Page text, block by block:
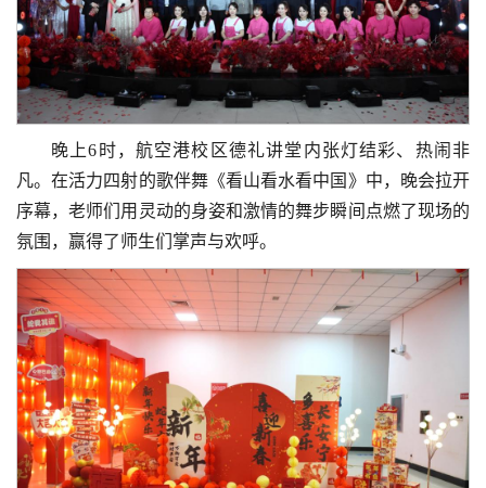
晚上6时，航空港校区德礼讲堂内张灯结彩、热闹非
凡。在活力四射的歌伴舞《看山看水看中国》中，晚会拉开
序幕，老师们用灵动的身姿和激情的舞步瞬间点燃了现场的
氛围，赢得了师生们掌声与欢呼。